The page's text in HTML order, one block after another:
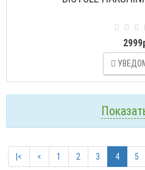
|< < 1 2 3 4 5